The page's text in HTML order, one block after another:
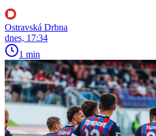
Ostravská Drbna
dnes, 17:34
1 min